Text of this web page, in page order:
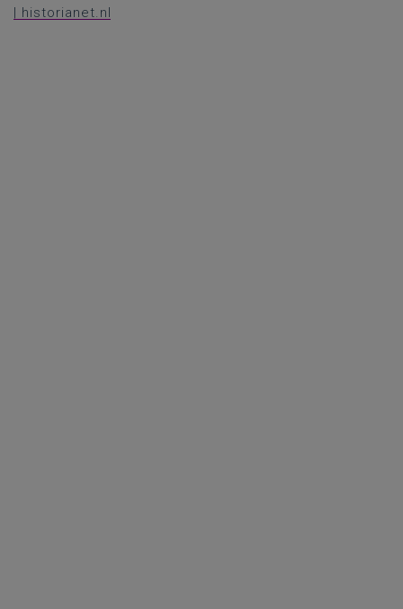
| historianet.nl